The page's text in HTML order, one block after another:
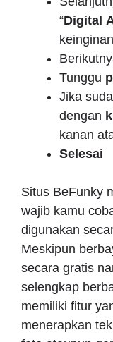
“Digital
Tunggu
Jika
dengan
kanan
Selesai
Situs BeFunky
wajib kamu
digunakan
Meskipun
secara gratis
selengkap
memiliki fitur
menerapkan